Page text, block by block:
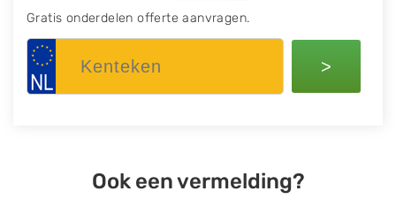
Gratis onderdelen offerte aanvragen.
>
Ook een vermelding?